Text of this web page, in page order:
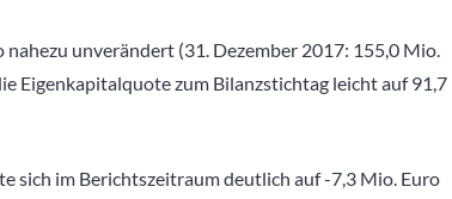
unverändert (31. Dezember 2017: 155,0 Mio.
Eigenkapitalquote zum Bilanzstichtag leicht auf 91,7
sich im Berichtszeitraum deutlich auf -7,3 Mio. Euro